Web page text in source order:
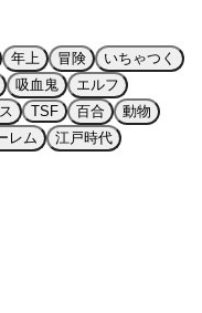
年上 冒険
いちゃつく
吸血鬼
エルフ
TSF 百合
動物
レム
江戸時代